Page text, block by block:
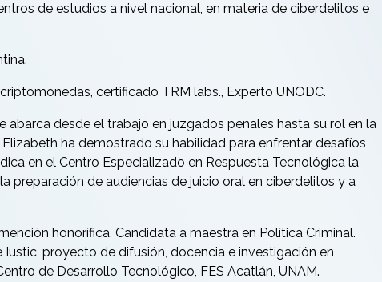
de estudios a nivel nacional, en materia de ciberdelitos e
certificado TRM labs., Experto UNODC.
abarca desde el trabajo en juzgados penales hasta su rol en la
ha demostrado su habilidad para enfrentar desafíos
en el Centro Especializado en Respuesta Tecnológica la
preparación de audiencias de juicio oral en ciberdelitos y a
honorífica. Candidata a maestra en Política Criminal.
proyecto de difusión, docencia e investigación en
de Desarrollo Tecnológico, FES Acatlán, UNAM.